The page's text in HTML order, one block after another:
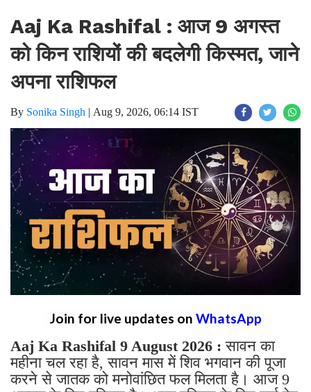
Aaj Ka Rashifal : आज 9 अगस्त
को किन राशियों की बदलेगी किस्मत, जाने
अपना राशिफल
By Sonika Singh | Aug 9, 2026, 06:14 IST
Join for live updates on WhatsApp
Aaj Ka Rashifal 9 August 2026 :सावन का
महीना चल रहा है, सावन मास में शिव भगवान की पूजा
करने से जातक को मनोवांछित फल मिलता है। आज 9